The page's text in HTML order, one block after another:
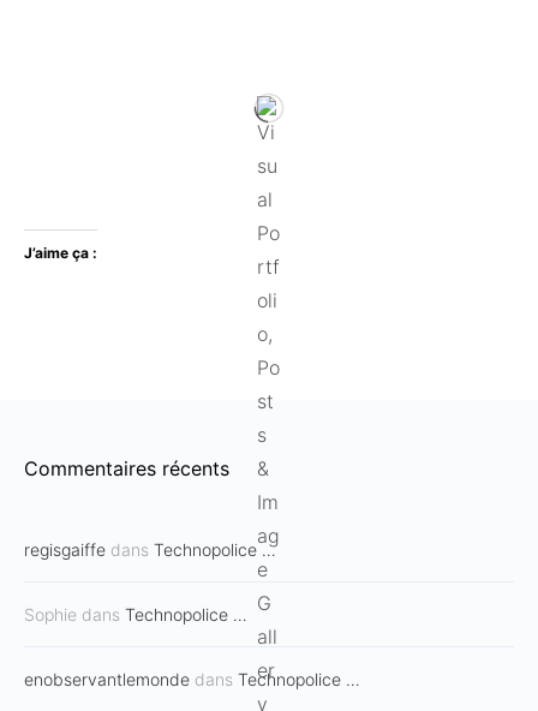
J’aime ça :
Commentaires récents
regisgaiffe dans Technopolice …
Sophie dans Technopolice …
enobservantlemonde dans Technopolice …